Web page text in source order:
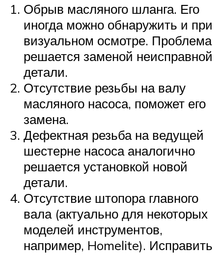
Обрыв масляного шланга. Его
иногда можно обнаружить и при
визуальном осмотре. Проблема
решается заменой неисправной
детали.
Отсутствие резьбы на валу
масляного насоса, поможет его
замена.
Дефектная резьба на ведущей
шестерне насоса аналогично
решается установкой новой
детали.
Отсутствие штопора главного
вала (актуально для некоторых
моделей инструментов,
например, Homelite). Исправить